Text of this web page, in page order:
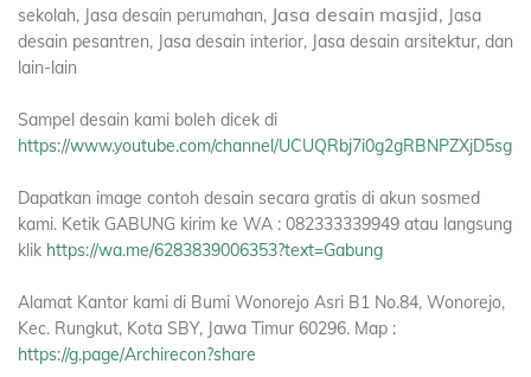
sekolah, Jasa desain perumahan, Jasa desain masjid, Jasa
desain pesantren, Jasa desain interior, Jasa desain arsitektur, dan
lain-lain
Sampel desain kami boleh dicek di
https://www.youtube.com/channel/UCUQRbj7i0g2gRBNPZXjD5sg
Dapatkan image contoh desain secara gratis di akun sosmed
kami. Ketik GABUNG kirim ke WA : 082333339949 atau langsung
klik https://wa.me/6283839006353?text=Gabung
Alamat Kantor kami di Bumi Wonorejo Asri B1 No.84, Wonorejo,
Kec. Rungkut, Kota SBY, Jawa Timur 60296. Map :
https://g.page/Archirecon?share